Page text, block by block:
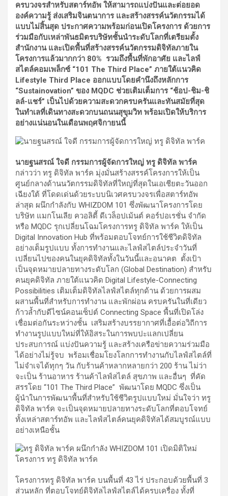
ครบวงจรสำหรับสตาร์ทอัพ ให้สามารถแบ่งปันและต่อยอด
องค์ความรู้ ส่งเสริมจินตนาการ และสร้างสรรค์นวัตกรรมได้
แบบไม่สิ้นสุด ประกาศความพร้อมก่อนเปิดโครงการ ด้วยการ
ร่วมมือกับเหล่าพันธมิตรบริษัทชั้นนำระดับโลกที่เตรียมตั้ง
สำนักงาน และเปิดพื้นที่สร้างสรรค์นวัตกรรมดิจิทัลภายใน
โครงการแล้วมากกว่า 80% รวมถึงพื้นที่พักอาศัย และไลฟ์
สไตล์คอมเพล็กซ์ “101 The Third Place” ภายใต้แนวคิด
Lifestyle Third Place ออกแบบโดยคำนึงถึงหลักการ
“Sustainovation” ของ MQDC ช่วยเติมเต็มการ “ช้อป-ชิม-ชิ
ลล์-แชร์” เป็นไปด้วยความสะดวกครบครันและทันสมัยที่สุด
ในทำเลที่เดินทางสะดวกบนถนนสุขุมวิท พร้อมเปิดให้บริการ
อย่างแน่นอนในเดือนพฤศจิกายนนี้
นายฐนสรณ์ ใจดี กรรมการผู้จัดการใหญ่ ทรู ดิจิทัล พาร์ค
กล่าวว่า ทรู ดิจิทัล พาร์ค มุ่งมั่นสร้างสรรค์โครงการให้เป็น
ศูนย์กลางด้านนวัตกรรมดิจิทัลที่ใหญ่ที่สุดในเอเชียตะวันออก
เฉียงใต้ ที่โดดเด่นด้วยระบบนิเวศครบวงจรเพื่อสตาร์ทอัพ
ล่าสุด ผนึกกำลังกับ WHIZDOM 101 ซึ่งพัฒนาโครงการโดย
บริษัท แมกโนเลีย ควอลิตี้ ดีเวล็อปเม้นต์ คอร์ปอเรชั่น จำกัด
หรือ MQDC รุกเปลี่ยนโฉมโครงการทรู ดิจิทัล พาร์ค ให้เป็น
Digital Innovation Hub ที่พร้อมตอบโจทย์การใช้ชีวิตดิจิทัล
อย่างเต็มรูปแบบ ทั้งการทำงานและไลฟ์สไตล์ประจำวันที่
เปลี่ยนไปของคนในยุคดิจิทัลทั้งในวันนี้และอนาคต ตั้งเป้า
เป็นจุดหมายปลายทางระดับโลก (Global Destination) สำหรับ
คนยุคดิจิทัล ภายใต้แนวคิด Digital Lifestyle-Connecting
Possibilities เติมเต็มดิจิทัลไลฟ์สไตล์ทุกด้าน ด้วยการผสม
ผสานพื้นที่สำหรับการทำงาน และพักผ่อน ครบครันในที่เดียว
ก้าวล้ำกับดีไซน์คอนเซ็ปต์ Connecting Space พื้นที่เปิดโล่ง
เชื่อมต่อกันระหว่างชั้น เสริมสร้างบรรยากาศที่เอื้อต่อวิถีการ
ทำงานรูปแบบใหม่ที่ให้อิสระในการพบปะแลกเปลี่ยน
ประสบการณ์ แบ่งปันความรู้ และสร้างเครือข่ายความร่วมมือ
ได้อย่างไม่รู้จบ พร้อมเชื่อมโยงโลกการทำงานกับไลฟ์สไตล์ที่
ไม่จำเจได้ทุกๆ วัน กับร้านค้าหลากหลายกว่า 200 ร้าน ไม่ว่า
จะเป็น ร้านอาหาร ร้านค้าไลฟ์สไตล์ สุขภาพ และอื่นๆ ที่คัด
สรรโดย “101 The Third Place” พัฒนาโดย MQDC ซึ่งเป็น
ผู้นำในการพัฒนาพื้นที่สำหรับใช้ชีวิตรูปแบบใหม่ มั่นใจว่า ทรู
ดิจิทัล พาร์ค จะเป็นจุดหมายปลายทางระดับโลกที่ตอบโจทย์
ทั้งเหล่าสตาร์ทอัพ และไลฟ์สไตล์คนยุคดิจิทัลได้สมบูรณ์แบบ
อย่างเหนือชั้น
โครงการทรู ดิจิทัล พาร์ค บนพื้นที่ 43 ไร่ ประกอบด้วยพื้นที่ 3
ส่วนหลัก ที่ตอบโจทย์ดิจิทัลไลฟ์สไตล์ได้ครบเครื่อง ทั้งที่